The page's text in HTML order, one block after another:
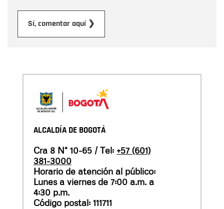
Sí, comentar aquí ❯
ALCALDÍA DE BOGOTÁ
Cra 8 N° 10-65 / Tel: +57 (601)
381-3000
Horario de atención al público:
Lunes a viernes de 7:00 a.m. a
4:30 p.m.
Código postal: 111711